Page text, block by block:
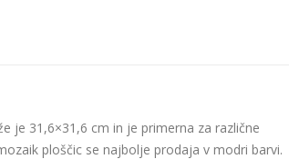
je 31,6×31,6 cm in je primerna za različne
ploščic se najbolje prodaja v modri barvi.